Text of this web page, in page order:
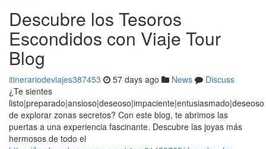
Descubre los Tesoros
Escondidos con Viaje Tour
Blog
itinerariodeviajes387453 57 days ago News
Discuss
¿Te sientes
listo|preparado|ansioso|deseoso|impaciente|entusiasmado|deseoso
de explorar zonas secretos? Con este blog, te abrimos las
puertas a una experiencia fascinante. Descubre las joyas más
hermosos de todo el